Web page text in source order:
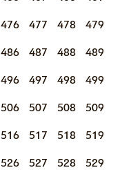
476 477 478 479
486 487 488 489
496 497 498 499
506 507 508 509
516 517 518 519
526 527 528 529